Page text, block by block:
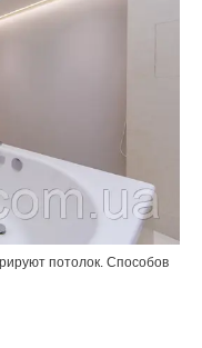
потолок. Способов